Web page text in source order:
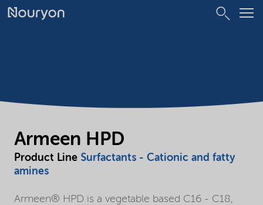
Armeen HPD
Product Line Surfactants - Cationic and fatty
amines
Armeen® HPD is a vegetable based C16 - C18,